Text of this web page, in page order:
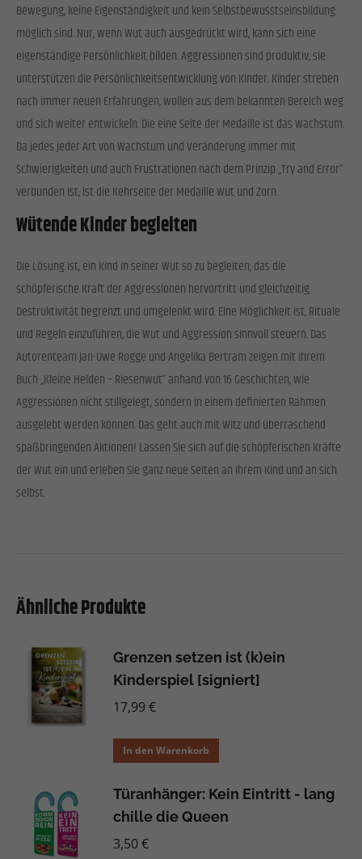
Bewegung, keine Eigenständigkeit und kein Selbstbewusstseinsbildung
möglich sind. Nur, wenn Wut auch ausgedrückt wird, kann sich eine
eigenständige Persönlichkeit bilden. Aggressionen sind produktiv, sie
unterstützen die Persönlichkeitsentwicklung von Kinder. Kinder streben
nach immer neuen Erfahrungen, wollen aus dem bekannten Bereich weg
und sich weiter entwickeln. Die eine Seite der Medaille ist das Wachstum.
Da jedes jeder Art von Wachstum und Veränderung immer mit
Schwierigkeiten und auch Frustrationen nach dem Prinzip „Try and Error“
verbunden ist, ist die Kehrseite der Medaille Wut und Zorn.
Wütende Kinder begleiten
Die Lösung ist, ein Kind in seiner Wut so zu begleiten, das die
schöpferische Kraft der Aggressionen hervortritt und gleichzeitig
Destruktivität begrenzt und umgelenkt wird. Eine Möglichkeit ist, Rituale
und Regeln einzuführen, die Wut und Aggression sinnvoll steuern. Das
Autorenteam Jan-Uwe Rogge und Angelika Bertram zeigen mit ihrem
Buch „Kleine Helden – Riesenwut“ anhand von 16 Geschichten, wie
Aggressionen nicht stillgelegt, sondern in einem definierten Rahmen
ausgelebt werden können. Das geht auch mit Witz und überraschend
spaßbringenden Aktionen! Lassen Sie sich auf die schöpferischen Kräfte
der Wut ein und erleben Sie ganz neue Seiten an Ihrem Kind und an sich
selbst.
Ähnliche Produkte
Grenzen setzen ist (k)ein
Kinderspiel [signiert]
17,99€
In den Warenkorb
Türanhänger: Kein Eintritt - lang
chille die Queen
3,50€